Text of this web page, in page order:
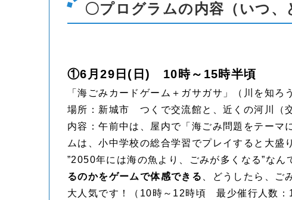
〇プログラムの内容（いつ、
①6月29日(日) 10時～15時半頃
「海ごみカードゲーム＋ガサガサ」（川を知ろ
場所：新城市 つくで交流館と、近くの河川（
内容：午前中は、屋内で「海ごみ問題をテーマ
ムは、小中学校の総合学習でプレイすると大盛
”2050年には海の魚より、ごみが多くなる”なん
るのかをゲームで体感できる
、どうしたら、
大人気です！（10時～12時頃 最少催行人数：